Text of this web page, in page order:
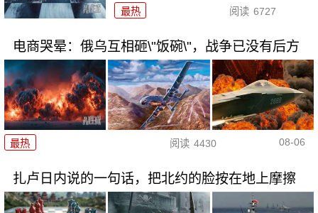
最热 阅读 6727
电商哭晕：俄乌互相砸\"饭碗\"，战争已没有后方
最热 阅读 4430 08-06
扎卢日内说的一句话，把北约的脸按在地上摩擦